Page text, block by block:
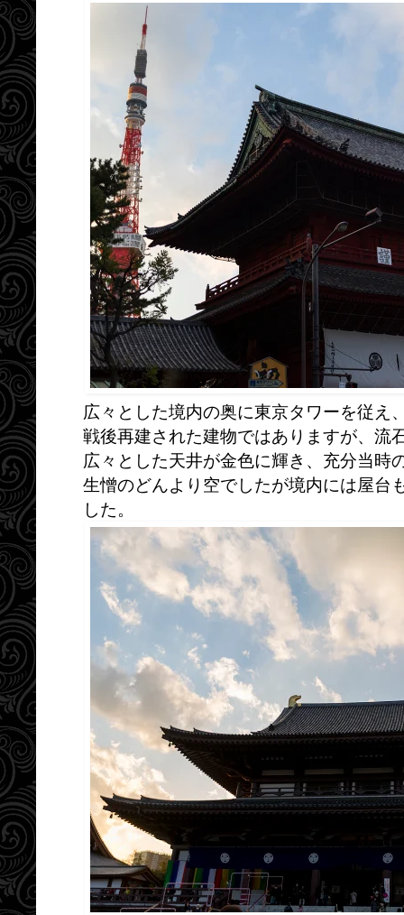
広々とした境内の奥に東京タワーを従
戦後再建された建物ではありますが、流
広々とした天井が金色に輝き、充分当
生憎のどんより空でしたが境内には屋台
した。